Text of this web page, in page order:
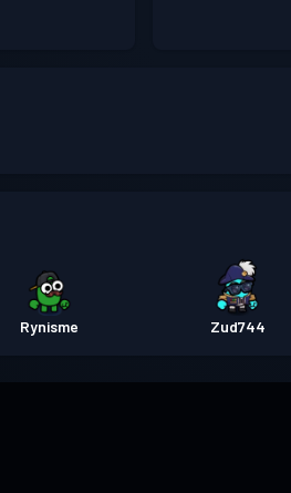
Zud744
Rynisme